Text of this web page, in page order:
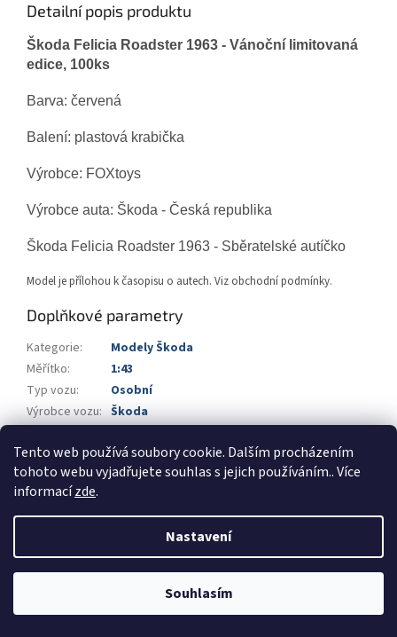
Tento web používá soubory cookie. Dalším procházením
tohoto webu vyjadřujete souhlas s jejich používáním.. Více
informacízde.
Nastavení
Souhlasím
Detailní popis produktu
Škoda Felicia Roadster 1963 - Vánoční limitovaná
edice, 100ks
Barva: červená
Balení: plastová krabička
Výrobce: FOXtoys
Výrobce auta: Škoda - Česká republika
Škoda Felicia Roadster 1963 - Sběratelské autíčko
Model je přílohou k časopisu o autech. Viz obchodní podmínky.
Doplňkové parametry
Kategorie:
Modely Škoda
Měřítko:
1:43
Typ vozu:
Osobní
Výrobce vozu: Škoda
Barva: červená
Vytvořil Shoptet
Automodels.cz. Všechna práva vyhrazena.